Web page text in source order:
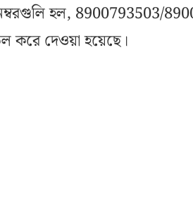
হল, 8900793503/
করে দেওয়া হয়েছে।